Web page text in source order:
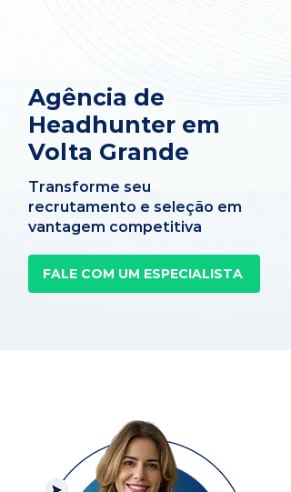
Agência de
Headhunter em
Volta Grande
Transforme seu
recrutamento e seleção em
vantagem competitiva
FALE COM UM ESPECIALISTA